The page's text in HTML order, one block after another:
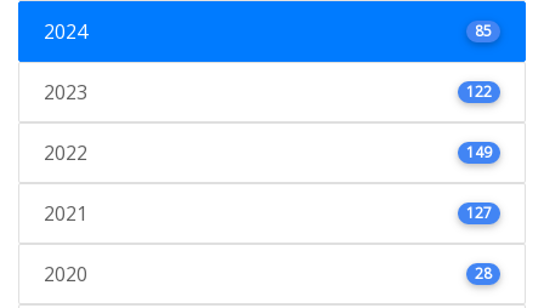
2024 85
2023 122
2022 149
2021 127
2020 28